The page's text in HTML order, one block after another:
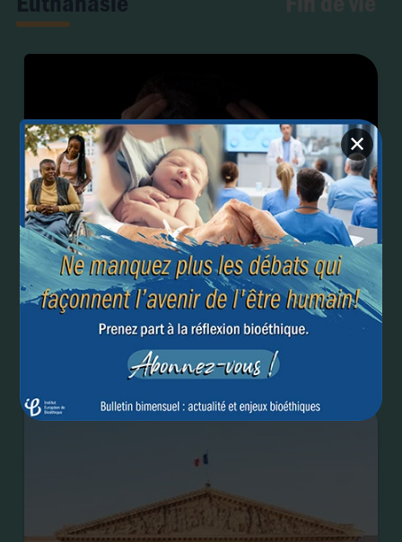
✕
Elargissement de l’euthanasie aux troubles mentaux :
le Canada va-t-il se raviser ?